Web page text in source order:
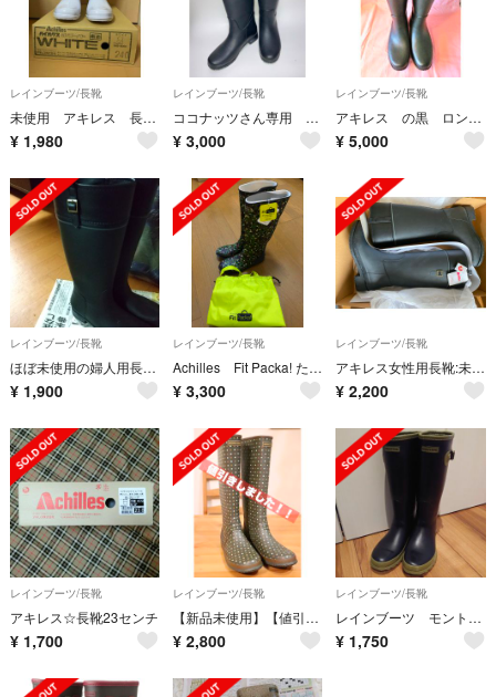
レインブーツ/長靴
未使用 アキレス 長靴 ハイルクスホワイト 24cm
¥ 1,980
レインブーツ/長靴
ココナッツさん専用 ACHILLES REPI レインブーツ 黒 23㎝
¥ 3,000
レインブーツ/長靴
アキレス の黒 ロングゴム長靴
¥ 5,000
レインブーツ/長靴
ほぼ未使用の婦人用長靴(Achilles)
¥ 1,900
レインブーツ/長靴
Achilles Fit Packa! たためるレインブーツ モントレ
¥ 3,300
レインブーツ/長靴
アキレス女性用長靴:未使用 24cm
¥ 2,200
レインブーツ/長靴
アキレス☆長靴23センチ
¥ 1,700
レインブーツ/長靴
【新品未使用】【値引き中！！】軽量！モントレの折りたためるレインブーツ
¥ 2,800
レインブーツ/長靴
レインブーツ モントレ Ｍサイズ
¥ 1,750